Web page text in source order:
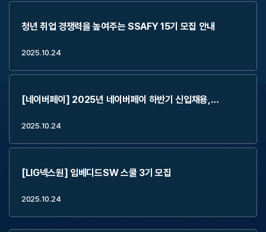
청년 취업 경쟁력을 높여주는 SSAFY 15기 모집 안내
2025.10.24
[네이버페이] 2025년 네이버페이 하반기 신입채용,
2025.10.24
[LIG넥스원] 임베디드SW 스쿨 3기 모집
2025.10.24